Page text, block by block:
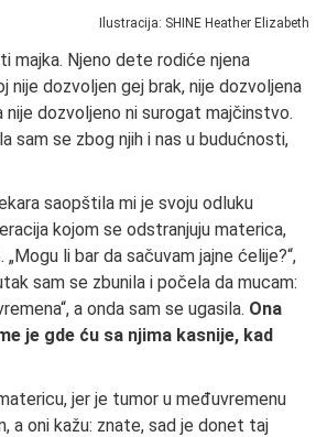
Ilustracija: SHINE Heather Elizabeth
majka. Njeno dete rodiće njena
nije dozvoljen gej brak, nije dozvoljena
dozvoljeno ni surogat majčinstvo.
sam se zbog njih i nas u budućnosti,
saopštila mi je svoju odluku
kojom se odstranjuju materica,
li bar da sačuvam jajne ćelije?“,
sam se zbunila i počela da mucam:
a onda sam se ugasila. Ona
je gde ću sa njima kasnije, kad
jer je tumor u međuvremenu
a oni kažu: znate, sad je donet taj